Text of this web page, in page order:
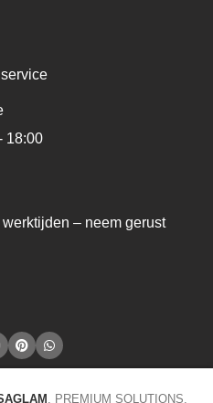
18:00
– neem gerust
. PREMIUM SOLUTIONS.